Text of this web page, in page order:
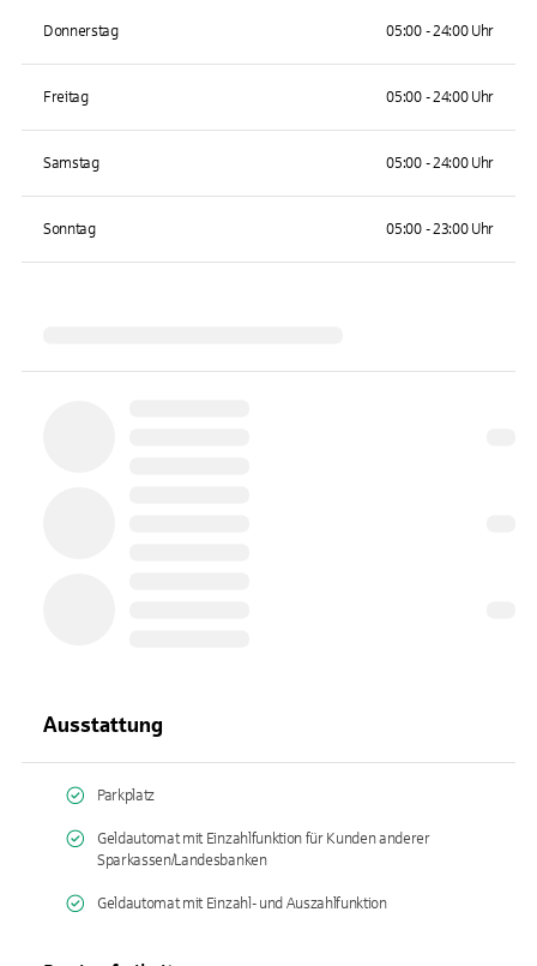
Donnerstag 05:00 - 24:00 Uhr
Freitag 05:00 - 24:00 Uhr
Samstag 05:00 - 24:00 Uhr
Sonntag 05:00 - 23:00 Uhr
Ausstattung
Parkplatz
Geldautomat mit Einzahlfunktion für Kunden anderer
Sparkassen/Landesbanken
Geldautomat mit Einzahl- und Auszahlfunktion